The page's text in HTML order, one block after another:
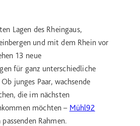
Lagen des Rheingaus,
und mit dem Rhein vor
13 neue
für ganz unterschiedliche
junges Paar, wachsende
die im nächsten
möchten – Mühl92
Rahmen.